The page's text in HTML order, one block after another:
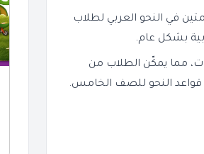
في النحو العربي لطلاب
بشكل عام.
مما يمكّن الطلاب من
النحو للصف الخامس.